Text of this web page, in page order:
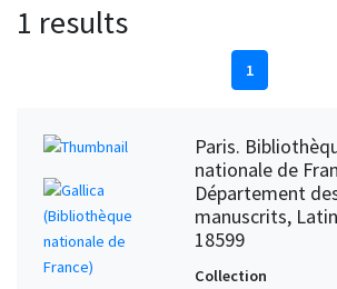
1 results
1
Paris.
nationale de
Département
manuscrits, Latin
18599
Collection